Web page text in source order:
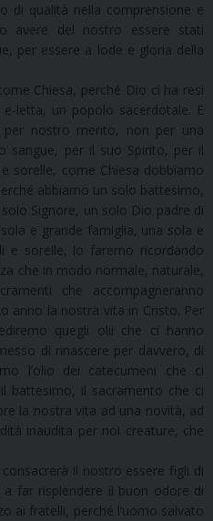
di qualità nella comprensione e
avere del nostro essere stati
per essere a lode e gloria della
Chiesa, perché Dio ci ha resi
letta, un popolo sacerdotale. E
nostro merito, non per una
sangue, per il suo Spirito, per il
sorelle, come Chiesa dobbiamo
abbiamo un solo battesimo,
Signore, un solo Dio padre di
e grande famiglia, una sola e
e sorelle, lo faremo ricordando
che in modo normale, naturale,
che accompagneranno
anno la nostra vita in Cristo. Per
quegli olii che ci hanno
di rinascere per davvero, di
l’olio dei catecumeni che ci
battesimo, il sacramento che ci
la nostra vita ad una novità, ad
inaudita per noi creature, che
il nostro essere figli di
far risplendere il buon odore di
ai fratelli, perché l’uomo salvato